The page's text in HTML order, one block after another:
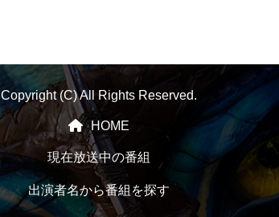
Copyright (C) All Rights Reserved.
HOME
現在放送中の番組
出演者名から番組を探す